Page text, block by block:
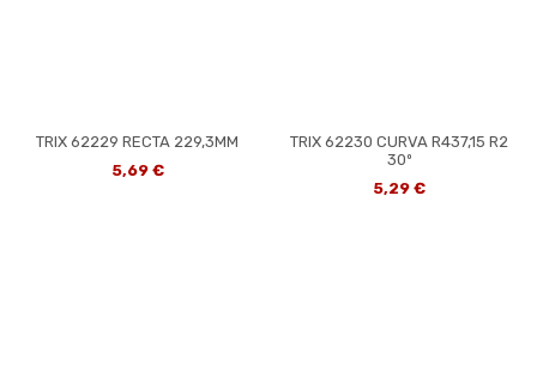
TRIX 62229 RECTA 229,3MM
5,69 €
TRIX 62230 CURVA R437,15 R2
30º
5,29 €